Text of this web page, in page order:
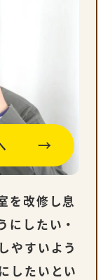
を改修し息
にしたい・
やすいよう
したいとい